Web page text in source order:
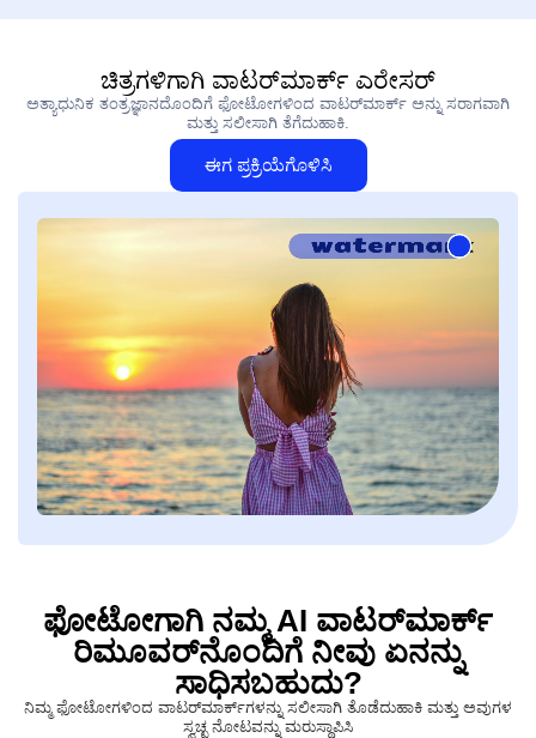
ಚಿತ್ರಗಳಿಗಾಗಿ ವಾಟರ್‌ಮಾರ್ಕ್ ಎರೇಸರ್
ಅತ್ಯಾಧುನಿಕ ತಂತ್ರಜ್ಞಾನದೊಂದಿಗೆ ಫೋಟೋಗಳಿಂದ ವಾಟರ್‌ಮಾರ್ಕ್ ಅನ್ನು ಸರಾಗವಾಗಿ
ಮತ್ತು ಸಲೀಸಾಗಿ ತೆಗೆದುಹಾಕಿ.
ಈಗ ಪ್ರಕ್ರಿಯೆಗೊಳಿಸಿ
ಫೋಟೋಗಾಗಿ ನಮ್ಮ AI ವಾಟರ್‌ಮಾರ್ಕ್
ರಿಮೂವರ್‌ನೊಂದಿಗೆ ನೀವು ಏನನ್ನು
ಸಾಧಿಸಬಹುದು?
ನಿಮ್ಮ ಫೋಟೋಗಳಿಂದ ವಾಟರ್‌ಮಾರ್ಕ್‌ಗಳನ್ನು ಸಲೀಸಾಗಿ ತೊಡೆದುಹಾಕಿ ಮತ್ತು ಅವುಗಳ
ಸ್ವಚ್ಛ ನೋಟವನ್ನು ಮರುಸ್ಥಾಪಿಸಿ